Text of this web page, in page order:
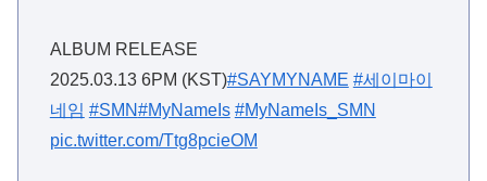
ALBUM RELEASE
2025.03.13 6PM (KST)#SAYMYNAME #세이마이
네임 #SMN#MyNameIs #MyNameIs_SMN
pic.twitter.com/Ttg8pcieOM